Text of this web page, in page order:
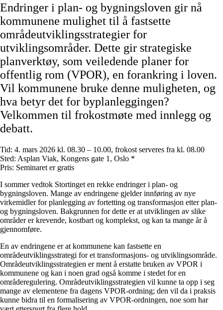
Endringer i plan- og bygningsloven gir nå
kommunene mulighet til å fastsette
områdeutviklingsstrategier for
utviklingsområder. Dette gir strategiske
planverktøy, som veiledende planer for
offentlig rom (VPOR), en forankring i loven.
Vil kommunene bruke denne muligheten, og
hva betyr det for byplanleggingen?
Velkommen til frokostmøte med innlegg og
debatt.
Tid: 4. mars 2026 kl. 08.30 – 10.00, frokost serveres fra kl. 08.00
Sted: Asplan Viak, Kongens gate 1, Oslo *
Pris: Seminaret er gratis
I sommer vedtok Stortinget en rekke endringer i plan- og
bygningsloven. Mange av endringene gjelder innføring av nye
virkemidler for planlegging av fortetting og transformasjon etter plan-
og bygningsloven. Bakgrunnen for dette er at utviklingen av slike
områder er krevende, kostbart og komplekst, og kan ta mange år å
gjennomføre.
En av endringene er at kommunene kan fastsette en
områdeutviklingsstrategi for et transformasjons- og utviklingsområde.
Områdeutviklingsstrategien er ment å erstatte bruken av VPOR i
kommunene og kan i noen grad også komme i stedet for en
områderegulering. Områdeutviklingsstrategien vil kunne ta opp i seg
mange av elementene fra dagens VPOR-ordning; den vil da i praksis
kunne bidra til en formalisering av VPOR-ordningen, noe som har